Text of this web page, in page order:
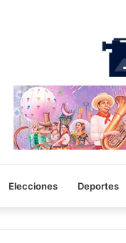
Elecciones Deportes